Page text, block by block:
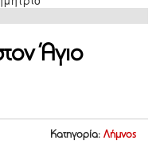
Άγιο
Κατηγορία: Λήμνος